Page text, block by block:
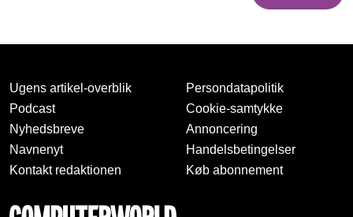
Ugens artikel-overblik
Podcast
Nyhedsbreve
Navnenyt
Kontakt redaktionen
Persondatapolitik
Cookie-samtykke
Annoncering
Handelsbetingelser
Køb abonnement